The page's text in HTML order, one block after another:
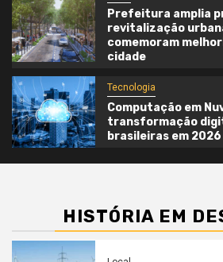
Prefeitura amplia
revitalização
comemoram
cidade
Tecnologia
Computação em
transformação
brasileiras em 2026
HISTÓRIA EM